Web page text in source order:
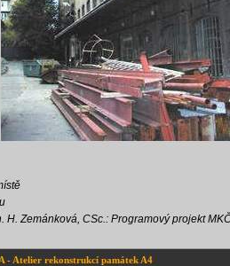
H. Zemánková, CSc.: Programový projekt
- Atelier rekonstrukcí památek A4